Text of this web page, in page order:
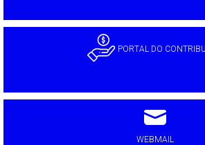
PORTAL DO
WEBMAIL